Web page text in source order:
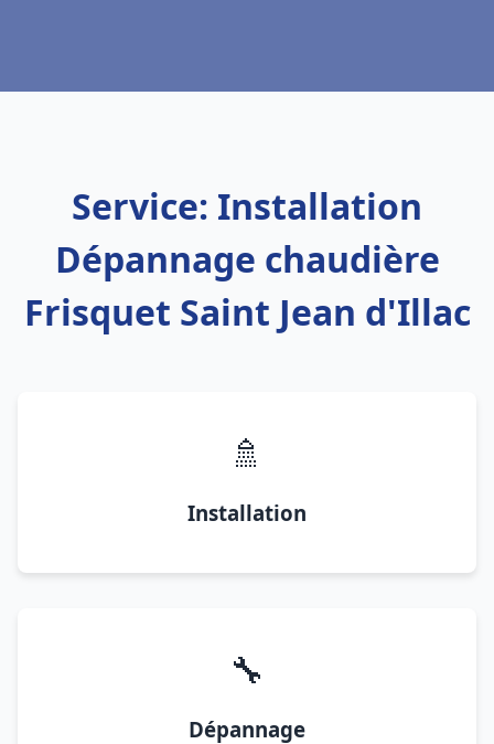
Service: Installation
Dépannage chaudière
Frisquet Saint Jean d'Illac
🚿
Installation
🔧
Dépannage